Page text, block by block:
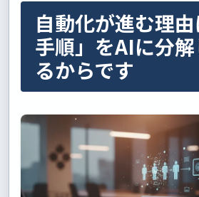
自動化が進む理
手順」をAIに分
るからです